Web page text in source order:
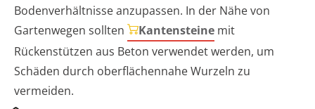
Bodenverhältnisse anzupassen. In der Nähe von
Gartenwegen sollten
Kantensteine mit
Rückenstützen aus Beton verwendet werden, um
Schäden durch oberflächennahe Wurzeln zu
vermeiden.